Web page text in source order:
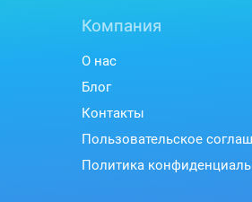
Компания
О нас
Блог
Контакты
Пользовательское
Политика